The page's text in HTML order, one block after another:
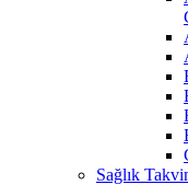
Sağlık